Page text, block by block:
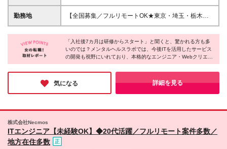
いただける方_ ∟MIssion【障がいという線引きをな
くす／メンタルダウンしない世界を創る】 □手に職を
心がある □福祉や教育など"人に関わる仕事"にやりが
いを感じてきた □人の役に立つ仕事がしたい □人とコ
ミュニケーションを取りながら仕事を進められる □責
任を持って仕事に取り組める □チームワークを大切に
ス、思いを重要視します！
や適性などを考慮の上、優遇します ★試用期間7カ月
（期間中は月給22万5000円以上、雇用形態やその他
した場合は別途追加支給します ★残業が20時間に達
しなくても、固定残業代は全額支給されます
勤務地
【全国募集／フルリモートOK★東京・埼玉・栃木・
愛知・京都・兵庫・熊本で積極採用中】 在宅勤務、
または関東（東京・神奈川・埼玉など）または関西
（大阪府・兵庫県など）のプロジェクト先 ▼下記エ
リアで積極採用中です▼ ・東京都、埼玉県、栃木
県、愛知県、京都府、兵庫県、熊本県 ★フルリモー
ト可（通勤不要） ★あなたが希望するエリアで勤務
可 ★転勤はありません(地方在住の方も歓迎します) ■
東京本社 東京都港区北青山2-7-13 プラセオ青山ビル3
「入社後7カ月は研修からスタート」と聞くと、驚かれる方も多
いのでは？メンタルヘルスラボでは、今後ITを活用したサービス
の開発も視野にいれており、本格的なエンジニア・Webクリエイ
ター育成に乗り出すそうです！関連会社が多くのエンジニア育成
ノウハウを持っていることもあり、質の高い研修が受けられると
のこと！エンジニアやクリエイターを目指す方にとって、またと
ない絶好のチャンスになりそうです♪
気になる 詳細を見る
株式会社Necmos
ITエンジニア【未経験OK】◆20代活躍／フルリモート案件多数／
地方在住多数